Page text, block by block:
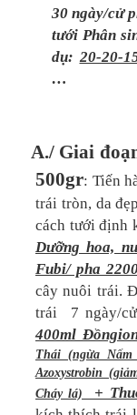
30 ngày/cử
tưới Phân
dụ:20-20-
…
A./ Giai
500gr: Tiến
trái tròn, da
cách tưới định
Dưỡng hoa,
Fubi/ pha
cây nuôi trái.
trái 7 ngày/
400ml
Thái (ngừa Nấm
Azoxystrobin
Cháy lá)
+